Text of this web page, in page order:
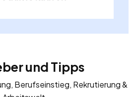
und Tipps
Berufseinstieg, Rekrutierung &